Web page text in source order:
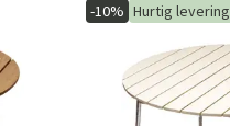
-10% Hurtig levering